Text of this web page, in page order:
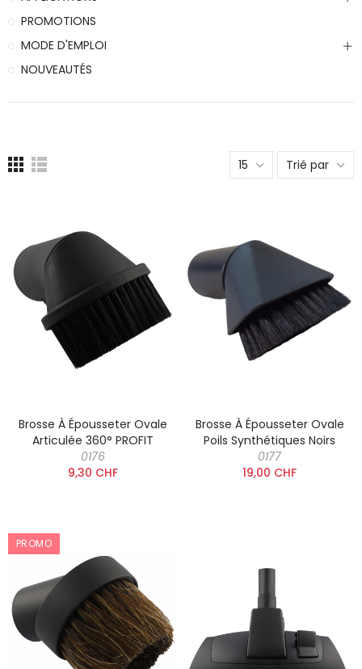
PROMOTIONS
MODE D'EMPLOI
NOUVEAUTÉS
15 Trié par
Brosse À Épousseter Ovale
Articulée 360° PROFIT
0176
9,30 CHF
Brosse À Épousseter Ovale
Poils Synthétiques Noirs
0177
19,00 CHF
PROMO